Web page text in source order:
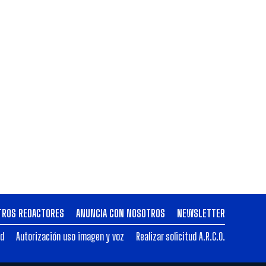
REDACTORES ANUNCIA CON NOSOTROS
NEWSLETTER
Autorización uso imagen y voz Realizar solicitud A.R.C.O.